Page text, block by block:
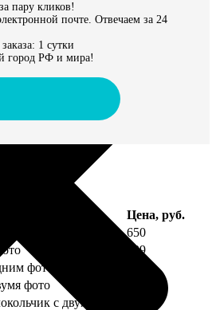
пару кликов!
почте. Отвечаем за 24
1 сутки
город РФ и мира!
Цена, руб.
650
699
фото
фото
с двумя фото